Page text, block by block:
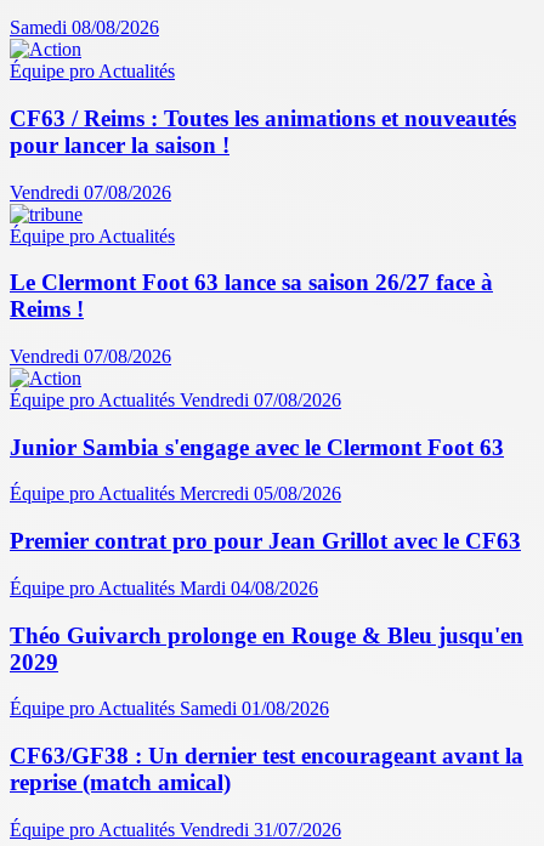
Samedi 08/08/2026
Équipe pro Actualités
CF63 / Reims : Toutes les animations et nouveautés
pour lancer la saison !
Vendredi 07/08/2026
Équipe pro Actualités
Le Clermont Foot 63 lance sa saison 26/27 face à
Reims !
Vendredi 07/08/2026
Équipe pro Actualités Vendredi 07/08/2026
Junior Sambia s'engage avec le Clermont Foot 63
Équipe proActualités Mercredi 05/08/2026
Premier contrat pro pour Jean Grillot avec le CF63
Équipe pro Actualités Mardi 04/08/2026
Théo Guivarch prolonge en Rouge & Bleu jusqu'en
2029
Équipe pro Actualités Samedi 01/08/2026
CF63/GF38 : Un dernier test encourageant avant la
reprise (match amical)
Équipe pro Actualités Vendredi 31/07/2026